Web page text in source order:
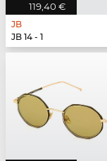
119,40 €
JB
JB 14 - 1